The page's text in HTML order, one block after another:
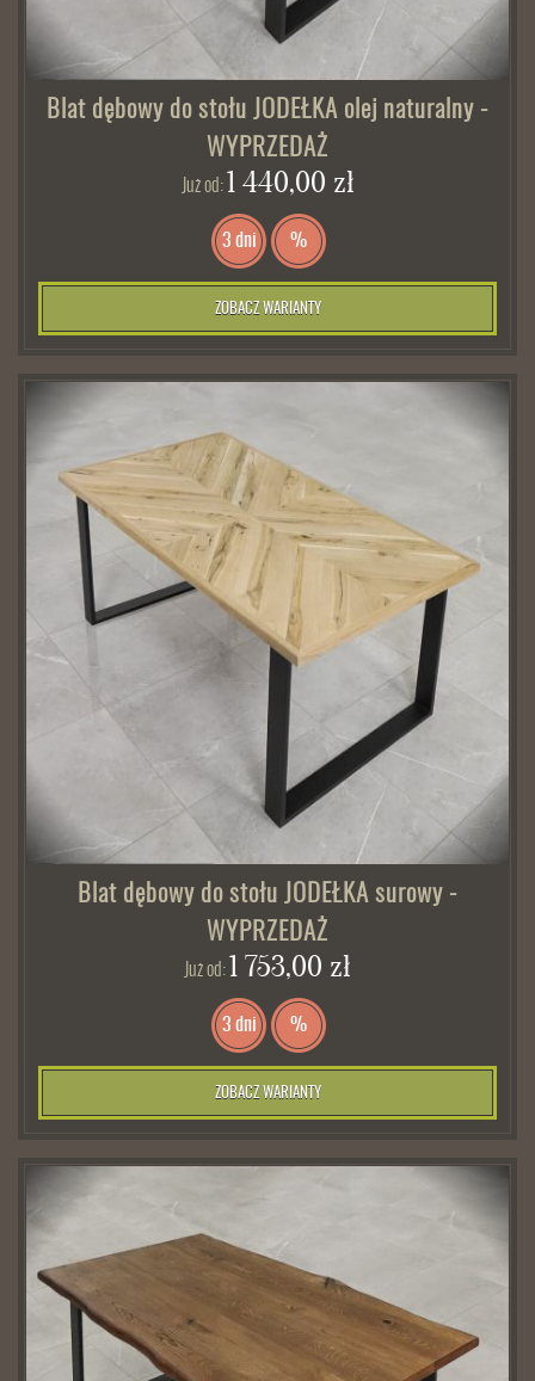
Blat dębowy do stołu JODEŁKA olej naturalny -
WYPRZEDAŻ
Już od: 1 440,00 zł
3 dni %
ZOBACZ WARIANTY
Blat dębowy do stołu JODEŁKA surowy -
WYPRZEDAŻ
Już od:1 753,00 zł
3 dni %
ZOBACZ WARIANTY